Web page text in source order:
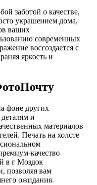
заботой о качестве,
украшением дома,
ваших
современных
воссоздается с
яркость и
фоне других
и
материалов
Печать на холсте
качество
в г Моздок
позволяя вам
ожидания.